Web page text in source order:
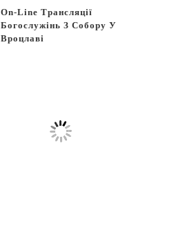
On-Line Трансляції
Богослужінь З Собору У
Вроцлаві